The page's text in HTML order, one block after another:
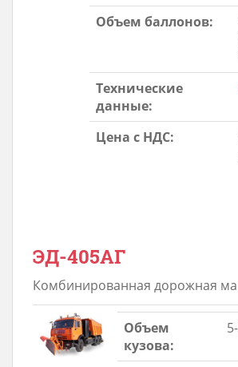
Объем баллонов:
Технические
данные:
Цена с НДС:
ЭД-405АГ
Комбинированная дорожная
Объем
кузова: